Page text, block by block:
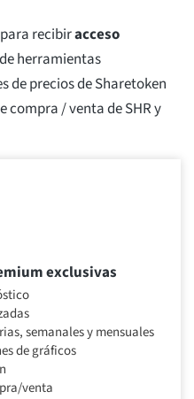
recibiracceso
herramientas
de precios de Sharetoken
compra / venta de SHR y
exclusivas
semanales y mensuales
de gráficos
venta